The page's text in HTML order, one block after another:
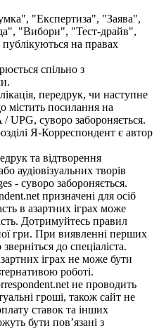
"Експертиза", "Заява",
"Вибори", "Тест-драйв",
на правах
спільно з
передрук, чи наступне
містить посилання на
UPG, суворо забороняється.
Я-Корреспондент є автор
та відтворення
аудіовізуальних творів
- суворо забороняється.
призначені для осіб
в азартних іграх може
Дотримуйтесь правил
гри. При виявленні перших
до спеціаліста.
іграх не може бути
роботі.
не проводить
гроші, також сайт не
ставок та інших
бути пов’язані з